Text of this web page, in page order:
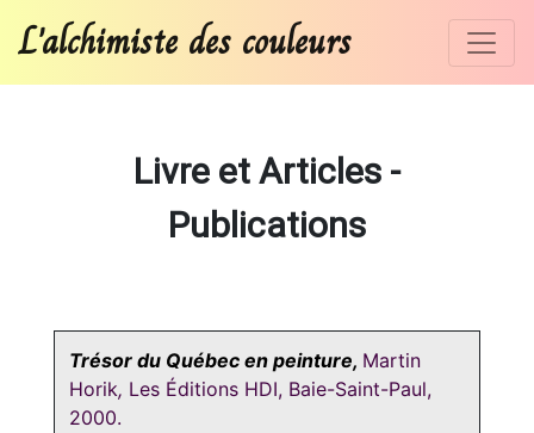
L'alchimiste des couleurs
Livre et Articles -
Publications
Trésor du Québec en peinture, Martin
Horik, Les Éditions HDI, Baie-Saint-Paul,
2000.